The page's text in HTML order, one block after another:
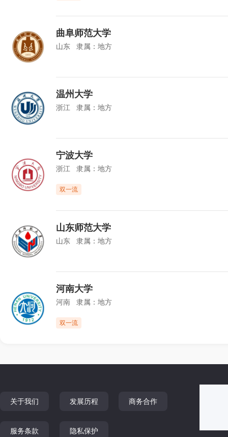
曲阜师范大学
山东 隶属： 地方
温州大学
浙江 隶属： 地方
宁波大学
浙江 隶属： 地方
双一流
山东师范大学
山东 隶属： 地方
河南大学
河南 隶属： 地方
双一流
关于我们 发展历程 商务合作
服务条款
隐私保护